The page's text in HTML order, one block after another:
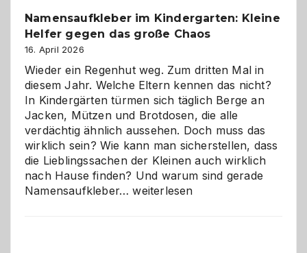
Namensaufkleber im Kindergarten: Kleine
Helfer gegen das große Chaos
16. April 2026
Wieder ein Regenhut weg. Zum dritten Mal in
diesem Jahr. Welche Eltern kennen das nicht?
In Kindergärten türmen sich täglich Berge an
Jacken, Mützen und Brotdosen, die alle
verdächtig ähnlich aussehen. Doch muss das
wirklich sein? Wie kann man sicherstellen, dass
die Lieblingssachen der Kleinen auch wirklich
nach Hause finden? Und warum sind gerade
Namensaufkleber…Namensaufkleber
weiterlesen